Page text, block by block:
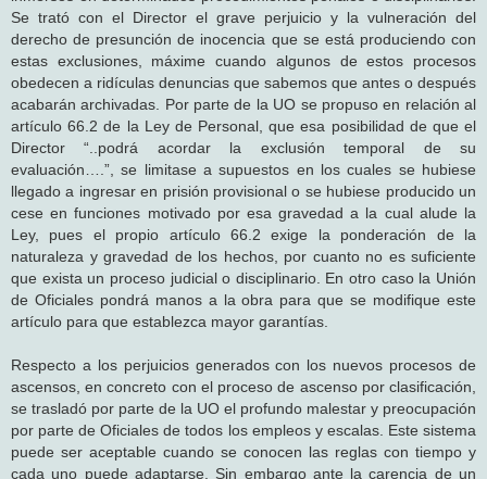
Se trató con el Director el grave perjuicio y la vulneración del
derecho de presunción de inocencia que se está produciendo con
estas exclusiones, máxime cuando algunos de estos procesos
obedecen a ridículas denuncias que sabemos que antes o después
acabarán archivadas. Por parte de la UO se propuso en relación al
artículo 66.2 de la Ley de Personal, que esa posibilidad de que el
Director “..podrá acordar la exclusión temporal de su
evaluación….”, se limitase a supuestos en los cuales se hubiese
llegado a ingresar en prisión provisional o se hubiese producido un
cese en funciones motivado por esa gravedad a la cual alude la
Ley, pues el propio artículo 66.2 exige la ponderación de la
naturaleza y gravedad de los hechos, por cuanto no es suficiente
que exista un proceso judicial o disciplinario. En otro caso la Unión
de Oficiales pondrá manos a la obra para que se modifique este
artículo para que establezca mayor garantías.
Respecto a los perjuicios generados con los nuevos procesos de
ascensos, en concreto con el proceso de ascenso por clasificación,
se trasladó por parte de la UO el profundo malestar y preocupación
por parte de Oficiales de todos los empleos y escalas. Este sistema
puede ser aceptable cuando se conocen las reglas con tiempo y
cada uno puede adaptarse. Sin embargo ante la carencia de un